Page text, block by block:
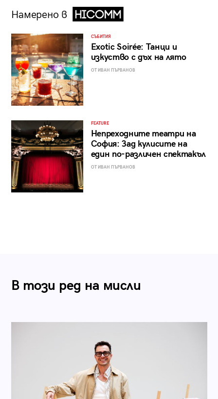
Намерено в
СЪБИТИЯ
Exotic Soirée: Танци и
изкуство с дъх на лято
ОТ ИВАН ПЪРВАНОВ
FEATURE
Непреходните театри на
София: Зад кулисите на
един по-различен спектакъл
ОТ ИВАН ПЪРВАНОВ
В този ред на мисли